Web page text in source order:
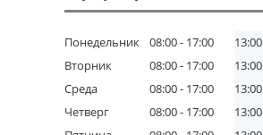
Понедельник 08:00 17:00 13:00
Вторник
08:00 17:00 13:00
Среда
08:00 17:00 13:00
Четверг
08:00 17:00 13:00